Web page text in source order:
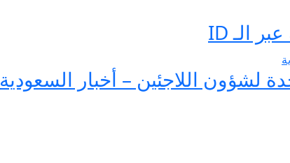
لشؤون اللاجئين – أخبار السعودية